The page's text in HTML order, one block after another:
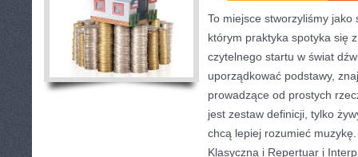
To miejsce stworzyliśmy
którym praktyka spotyka się
czytelnego startu w świat
uporządkować podstawy,
prowadzące od prostych
jest zestaw definicji, tylko
chcą lepiej rozumieć
Klasyczna i Repertuar i